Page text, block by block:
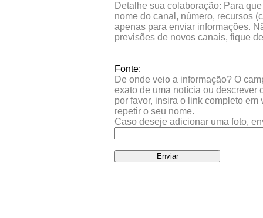
Detalhe sua colaboração: Para
nome do canal, número, recursos
apenas para enviar informações.
previsões de novos canais, fique
Fonte:
De onde veio a informação? O
exato de uma notícia ou descrever
por favor, insira o link completo
repetir o seu nome.
Caso deseje adicionar uma foto,